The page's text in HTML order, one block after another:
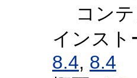
コン
インス
8.4, 8.4